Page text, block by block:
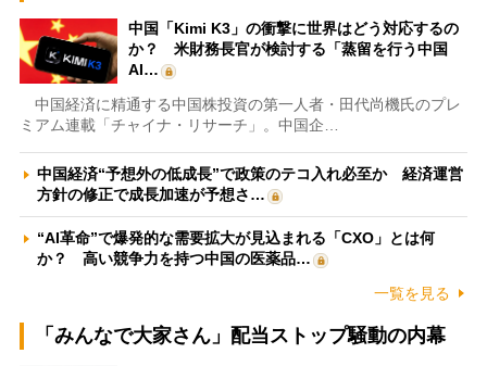
中国「Kimi K3」の衝撃に世界はどう対応するの
か？ 米財務長官が検討する「蒸留を行う中国
AI…
中国経済に精通する中国株投資の第一人者・田代尚機氏のプレ
ミアム連載「チャイナ・リサーチ」。中国企…
中国経済“予想外の低成長”で政策のテコ入れ必至か 経済運営
方針の修正で成長加速が予想さ…
“AI革命”で爆発的な需要拡大が見込まれる「CXO」とは何
か？ 高い競争力を持つ中国の医薬品…
一覧を見る
「みんなで大家さん」配当ストップ騒動の内幕